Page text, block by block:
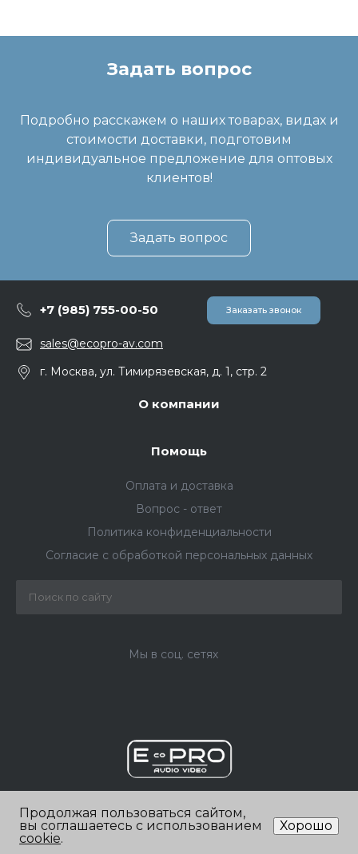
Задать вопрос
Подробно расскажем о наших товарах, видах и
стоимости доставки, подготовим
индивидуальное предложение для оптовых
клиентов!
Задать вопрос
+7 (985) 755-00-50 Заказать звонок
sales@ecopro-av.com
г. Москва, ул. Тимирязевская, д. 1, стр. 2
О компании
Помощь
Оплата и доставка
Вопрос - ответ
Политика конфиденциальности
Согласие с обработкой персональных данных
Мы в соц. сетях
© 2026 ООО «ЭКОПРО», Все права защищены
Продолжая пользоваться сайтом,
вы соглашаетесь с использованием
cookie.
Хорошо